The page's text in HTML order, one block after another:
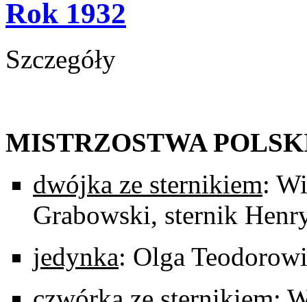
Rok 1932
Szczegóły
MISTRZOSTWA
dwójka ze sternikiem:
Grabowski, sternik
jedynka: Olga